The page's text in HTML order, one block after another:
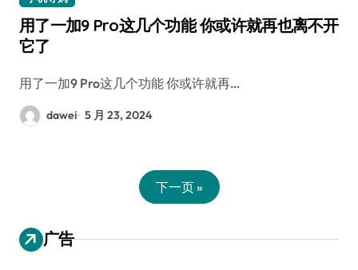
用了一加9 Pro这几个功能 你或许就再也离不开
它了
用了一加9 Pro这几个功能 你或许就再…
dawei 5 月 23, 2024
下一页 »
广告